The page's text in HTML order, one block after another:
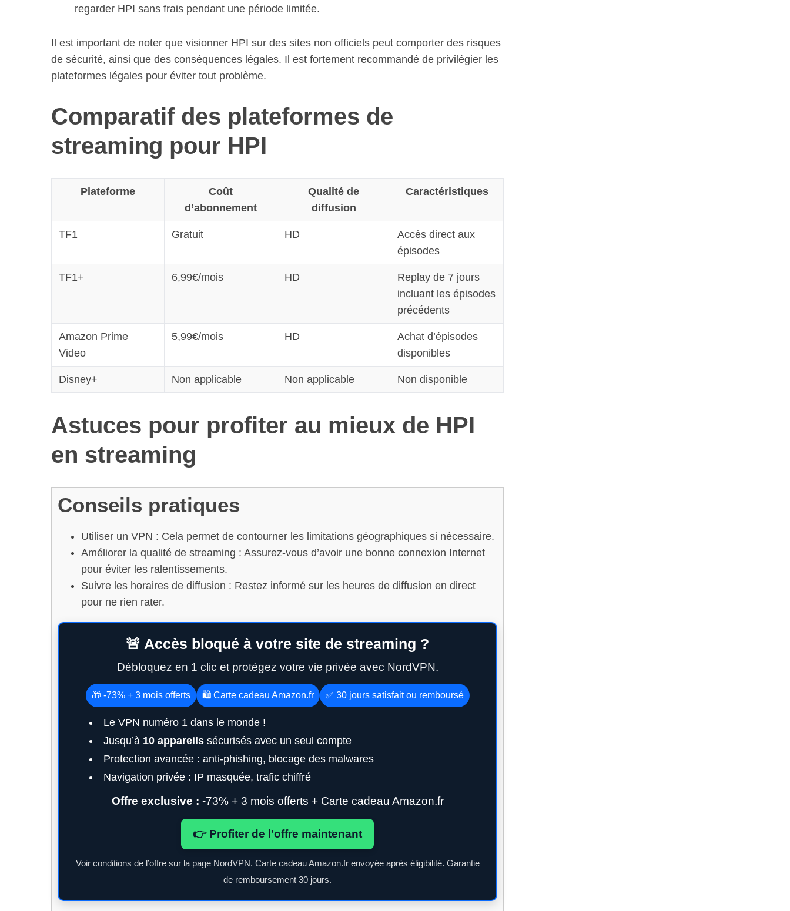
regarder HPI sans frais pendant une période limitée.
Il est important de noter que visionner HPI sur des sites non officiels peut comporter des risques
de sécurité, ainsi que des conséquences légales. Il est fortement recommandé de privilégier les
plateformes légales pour éviter tout problème.
Comparatif des plateformes de
streaming pour HPI
Plateforme
Coût
d’abonnement
Qualité de
diffusion
Caractéristiques
TF1 Gratuit HD
Accès direct aux
épisodes
TF1+ 6,99€/mois HD
Replay de 7 jours
incluant les épisodes
précédents
Amazon Prime
Video
5,99€/mois HD
Achat d’épisodes
disponibles
Disney+ Non applicable Non applicable Non disponible
Astuces pour profiter au mieux de HPI
en streaming
Conseils pratiques
Utiliser un VPN : Cela permet de contourner les limitations géographiques si nécessaire.
Améliorer la qualité de streaming : Assurez-vous d’avoir une bonne connexion Internet
pour éviter les ralentissements.
Suivre les horaires de diffusion : Restez informé sur les heures de diffusion en direct
pour ne rien rater.
🚨 Accès bloqué à votre site de streaming ?
Débloquez en 1 clic et protégez votre vie privée avec NordVPN.
🎁 -73% + 3 mois offerts 🛍️ Carte cadeau Amazon.fr ✅ 30 jours satisfait ou remboursé
Le VPN numéro 1 dans le monde !
Jusqu’à 10 appareils sécurisés avec un seul compte
Protection avancée : anti-phishing, blocage des malwares
Navigation privée : IP masquée, trafic chiffré
Offre exclusive : -73% + 3 mois offerts + Carte cadeau Amazon.fr
👉 Profiter de l’offre maintenant
Voir conditions de l’offre sur la page NordVPN. Carte cadeau Amazon.fr envoyée après éligibilité. Garantie
de remboursement 30 jours.
o